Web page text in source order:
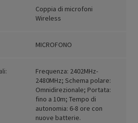
Coppia di microfoni
Wireless
MICROFONO
Frequenza: 2402MHz-
2480MHz; Schema polare:
Omnidirezionale; Portata:
fino a 10m; Tempo di
autonomia: 6-8 ore con
nuove batterie.